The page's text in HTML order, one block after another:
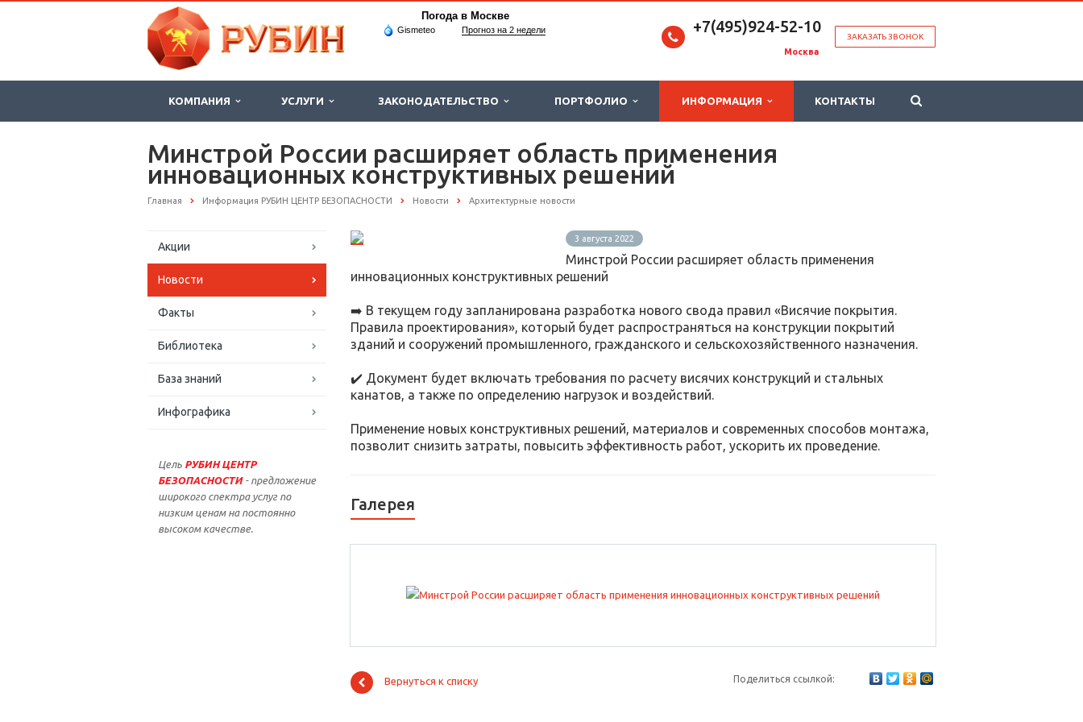
Погода в Москве
Gismeteo Прогноз на 2 недели
ЗАКАЗАТЬ ЗВОНОК
+7(495)924-52-10
Москва
КОМПАНИЯ УСЛУГИ ЗАКОНОДАТЕЛЬСТВО ПОРТФОЛИО ИНФОРМАЦИЯ КОНТАКТЫ
Минстрой России расширяет область применения
инновационных конструктивных решений
Главная Информация РУБИН ЦЕНТР БЕЗОПАСНОСТИ Новости Архитектурные новости
Акции
Новости
Факты
Библиотека
База знаний
Инфографика
Цель РУБИН ЦЕНТР
БЕЗОПАСНОСТИ - предложение
широкого спектра услуг по
низким ценам на постоянно
высоком качестве.
3 августа 2022
Минстрой России расширяет область применения
инновационных конструктивных решений
➡️ В текущем году запланирована разработка нового свода правил «Висячие покрытия.
Правила проектирования», который будет распространяться на конструкции покрытий
зданий и сооружений промышленного, гражданского и сельскохозяйственного назначения.
✔️ Документ будет включать требования по расчету висячих конструкций и стальных
канатов, а также по определению нагрузок и воздействий.
Применение новых конструктивных решений, материалов и современных способов монтажа,
позволит снизить затраты, повысить эффективность работ, ускорить их проведение.
Галерея
Поделиться ссылкой:
Вернуться к списку